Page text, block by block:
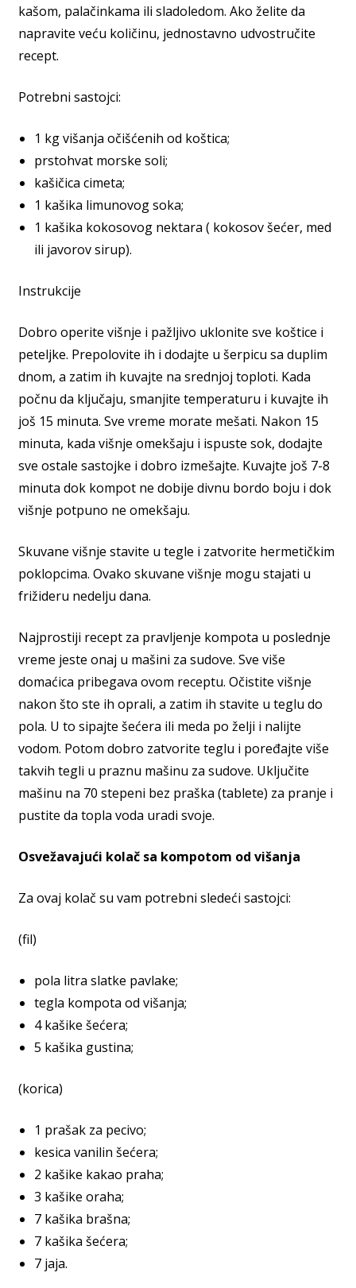
kašom, palačinkama ili sladoledom. Ako želite da
napravite veću količinu, jednostavno udvostručite
recept.
Potrebni sastojci:
1 kg višanja očišćenih od koštica;
prstohvat morske soli;
kašičica cimeta;
1 kašika limunovog soka;
1 kašika kokosovog nektara ( kokosov šećer, med
ili javorov sirup).
Instrukcije
Dobro operite višnje i pažljivo uklonite sve koštice i
peteljke. Prepolovite ih i dodajte u šerpicu sa duplim
dnom, a zatim ih kuvajte na srednjoj toploti. Kada
počnu da ključaju, smanjite temperaturu i kuvajte ih
još 15 minuta. Sve vreme morate mešati. Nakon 15
minuta, kada višnje omekšaju i ispuste sok, dodajte
sve ostale sastojke i dobro izmešajte. Kuvajte još 7-8
minuta dok kompot ne dobije divnu bordo boju i dok
višnje potpuno ne omekšaju.
Skuvane višnje stavite u tegle i zatvorite hermetičkim
poklopcima. Ovako skuvane višnje mogu stajati u
frižideru nedelju dana.
Najprostiji recept za pravljenje kompota u poslednje
vreme jeste onaj u mašini za sudove. Sve više
domaćica pribegava ovom receptu. Očistite višnje
nakon što ste ih oprali, a zatim ih stavite u teglu do
pola. U to sipajte šećera ili meda po želji i nalijte
vodom. Potom dobro zatvorite teglu i poređajte više
takvih tegli u praznu mašinu za sudove. Uključite
mašinu na 70 stepeni bez praška (tablete) za pranje i
pustite da topla voda uradi svoje.
Osvežavajući kolač sa kompotom od višanja
Za ovaj kolač su vam potrebni sledeći sastojci:
(fil)
pola litra slatke pavlake;
tegla kompota od višanja;
4 kašike šećera;
5 kašika gustina;
(korica)
1 prašak za pecivo;
kesica vanilin šećera;
2 kašike kakao praha;
3 kašike oraha;
7 kašika brašna;
7 kašika šećera;
7 jaja.